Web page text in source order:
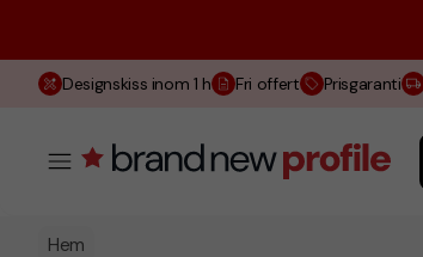
Designskiss inom 1 h Fri offert Prisgaranti
Hem